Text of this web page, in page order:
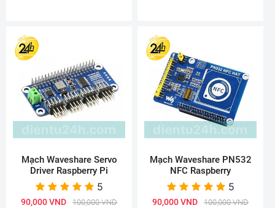
Mạch Waveshare Servo
Driver Raspberry Pi
5
90,000 VND 100,000 VND
Mạch Waveshare PN532
NFC Raspberry
5
90,000 VND 100,000 VND